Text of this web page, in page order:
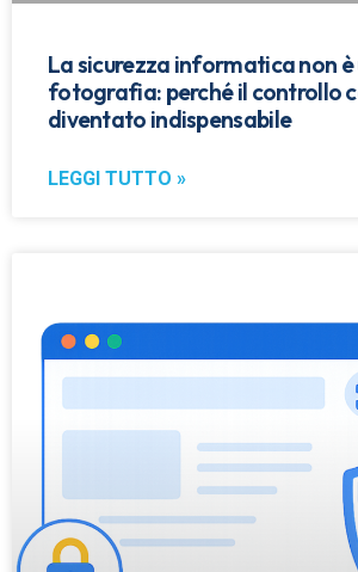
La sicurezza informatica non è
fotografia: perché il controllo
diventato indispensabile
LEGGI TUTTO »